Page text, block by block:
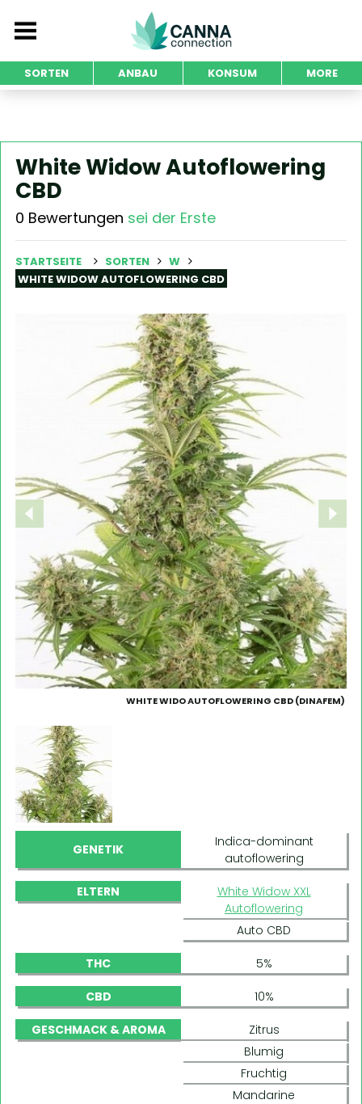
SORTEN ANBAU KONSUM MORE
White Widow Autoflowering
CBD
0 Bewertungen sei der Erste
STARTSEITE SORTEN
W
WHITE WIDOW AUTOFLOWERING CBD
WHITE WIDO AUTOFLOWERING CBD (DINAFEM)
GENETIK
Indica-dominant
autoflowering
ELTERN
White Widow XXL
Autoflowering
Auto CBD
THC 5%
CBD 10%
GESCHMACK & AROMA
Zitrus
Blumig
Fruchtig
Mandarine